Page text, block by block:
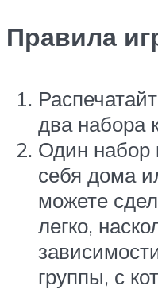
Правила
два набора
Один набор
себя дома
можете
легко,
группы, с